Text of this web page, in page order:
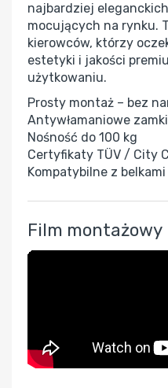
najbardziej
mocujących na rynku.
kierowców, którzy
estetyki i jakości
użytkowaniu.
Prosty montaż – bez
Antywłamaniowe
Nośność do 100 kg
Certyfikaty TÜV / City
Kompatybilne z
Film montażowy